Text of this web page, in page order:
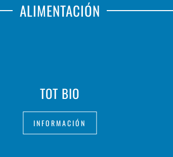
ALIMENTACIÓN
TOT BIO
INFORMACIÓN